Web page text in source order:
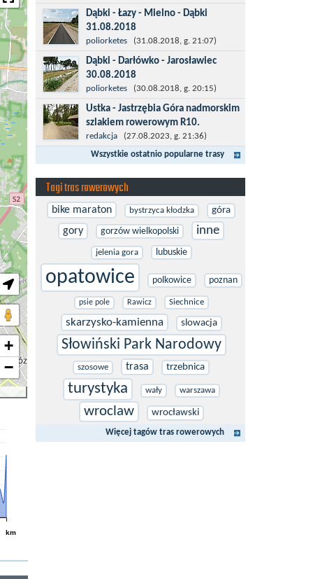
+
−
km
Łatwa, szosowa runda pod
Wrocławiem, raczej płaska z jednym
małym podjazdem na Przełęcz
Sulistrowicką od strony Olesznej. To
trasa idealna na...
Dąbki - Łazy - Mielno - Dąbki
31.08.2018
Trasa do Łaz niemal w całości prowadzi
przez nową, asfaltową ścieżkę
rowerową (od Dąbek do Iwięcina
wzdłuż drogi 203). Niestety jest to
trasa nie...
poliorketes (31.08.2018, g. 21:07)
Dąbki - Darłówko - Jarosławiec
30.08.2018
Start w Dąbkach, dalej do Darłowa
nową ścieżką rowerową (niekiedy
pieszo-rowerową), gdzie na pierwszym
rondzie zjazd w stronę Darłówka
Zachodniego....
poliorketes (30.08.2018, g. 20:15)
Ustka - Jastrzębia Góra nadmorskim
szlakiem rowerowym R10.
Międzynarodowy Szlak Rowerowy R-
10, jest częścią sieci EuroVelo.
Prowadzi wzdłuż brzegu dookoła
Morza Bałtyckiego. Trasa liczy w sumie
ponad 8500...
redakcja (27.08.2023, g. 21:36)
Wszystkie ostatnio popularne trasy
Tagi tras rowerowych
bike maraton bystrzyca kłodzka góra
gory gorzów wielkopolski inne
jelenia gora lubuskie
opatowice polkowice poznan
psie pole Rawicz Siechnice
skarzysko-kamienna slowacja
Słowiński Park Narodowy
szosowe trasa trzebnica
turystyka wały warszawa
wroclaw wrocławski
Więcej tagów tras rowerowych